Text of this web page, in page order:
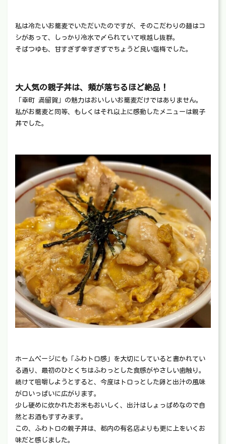
私は冷たいお蕎麦でいただいたのですが、そのこだわりの麺はコ
シがあって、しっかり冷水で〆られていて喉越し抜群。
そばつゆも、甘すぎず辛すぎずでちょうど良い塩梅でした。
大人気の親子丼は、頬が落ちるほど絶品！
「幸町 満留賀」の魅力はおいしいお蕎麦だけではありません。
私がお蕎麦と同等、もしくはそれ以上に感動したメニューは親子
丼でした。
ホームページにも「ふわトロ感」を大切にしていると書かれてい
る通り、最初のひとくちはふわっとした食感がやさしい歯触り。
続けて咀嚼しようとすると、今度はトロっとした卵と出汁の風味
が口いっぱいに広がります。
少し硬めに炊かれたお米もおいしく、出汁はしょっぱめなので自
然とお酒もすすみます。
この、ふわトロの親子丼は、都内の有名店よりも更に上をいくお
味だと感じました。